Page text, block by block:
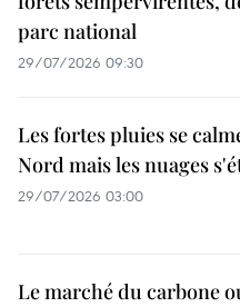
parc national
29/07/2026 09:30
Les fortes pluies se
Nord mais les nuages
29/07/2026 03:00
Le marché du carbone